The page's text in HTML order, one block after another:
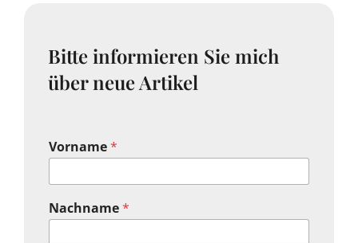
Bitte informieren Sie mich
über neue Artikel
Vorname*
Nachname*